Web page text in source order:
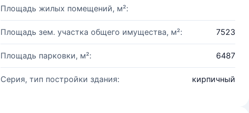
Площадь жилых помещений, м²:
Площадь зем. участка общего имущества, м²: 7523
Площадь парковки, м²: 6487
Серия, тип постройки здания: кирпичный